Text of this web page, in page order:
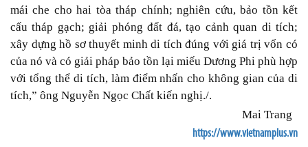
mái che cho hai tòa tháp chính; nghiên cứu, bảo tồn kết
cấu tháp gạch; giải phóng đất đá, tạo cảnh quan di tích;
xây dựng hồ sơ thuyết minh di tích đúng với giá trị vốn có
của nó và có giải pháp bảo tồn lại miếu Dương Phi phù hợp
với tổng thể di tích, làm điểm nhấn cho không gian của di
tích,” ông Nguyễn Ngọc Chất kiến nghị./.
Mai Trang
https://www.vietnamplus.vn